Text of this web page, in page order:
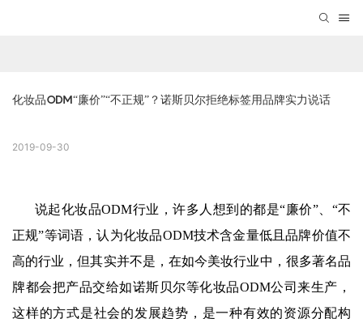
化妆品ODM“廉价”“不正规”？诺斯贝尔拒绝标签用品牌实力说话
2019-09-30
说起化妆品ODM行业，许多人想到的都是“廉价”、“不
正规”等词语，认为化妆品ODM技术含金量低且品牌价值不
高的行业，但其实并不是，在如今美妆行业中，很多著名品
牌都会把产品交给如诺斯贝尔等化妆品ODM公司来生产，
这样的方式是社会的发展趋势，是一种有效的资源分配构